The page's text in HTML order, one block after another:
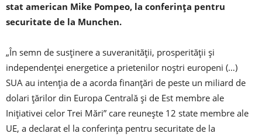
stat american Mike Pompeo, la conferinţa pentru
securitate de la Munchen.
„În semn de susţinere a suveranităţii, prosperităţii şi
independenţei energetice a prietenilor noştri europeni (…)
SUA au intenţia de a acorda finanţări de peste un miliard de
dolari ţărilor din Europa Centrală şi de Est membre ale
Iniţiativei celor Trei Mări” care reuneşte 12 state membre ale
UE, a declarat el la conferinţa pentru securitate de la